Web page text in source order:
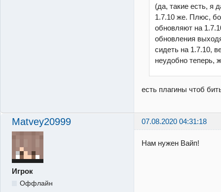
(да, такие есть, я
1.7.10 же. Плюс,
обновляют на
обновления
сидеть на 1.7.10,
неудобно теперь,
есть плагины чтоб
Matvey20999 07.08.2020 04:31:18
Игрок
Оффлайн
Нам нужен Вайп!